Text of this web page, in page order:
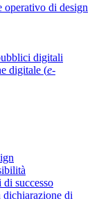
operativo di design
digitali
digitale (e-
successo
dichiarazione di